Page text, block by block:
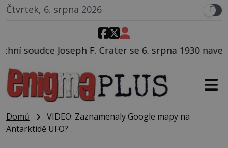
Čtvrtek, 6. srpna 2026
F. Crater se 6. srpna 1930 navečeří ve své
Domů
VIDEO: Zaznamenaly Google mapy na
Antarktidě UFO?